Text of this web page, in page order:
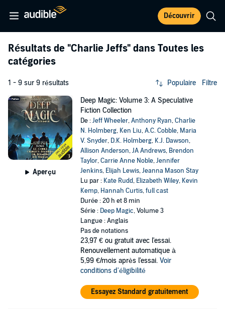
Découvrir
Résultats de "Charlie Jeffs" dans Toutes les
catégories
1 - 9 sur 9 résultats Populaire Filtre
Aperçu
Deep Magic: Volume 3: A Speculative
Fiction Collection
De :Jeff Wheeler,Anthony Ryan,Charlie
N. Holmberg, Ken Liu,A.C. Cobble, Maria
V. Snyder, D.K. Holmberg, K.J. Dawson,
Allison Anderson,JA Andrews, Brendon
Taylor,Carrie Anne Noble,Jennifer
Jenkins, Elijah Lewis,Jeanna Mason Stay
Lu par : Kate Rudd, Elizabeth Wiley, Kevin
Kemp, Hannah Curtis,full cast
Durée : 20 h et 8 min
Série : Deep Magic, Volume 3
Langue : Anglais
Pas de notations
23,97 € ou gratuit avec l'essai.
Renouvellement automatique à
5,99 €/mois après l'essai. Voir
conditions d'éligibilité
Essayez Standard gratuitement